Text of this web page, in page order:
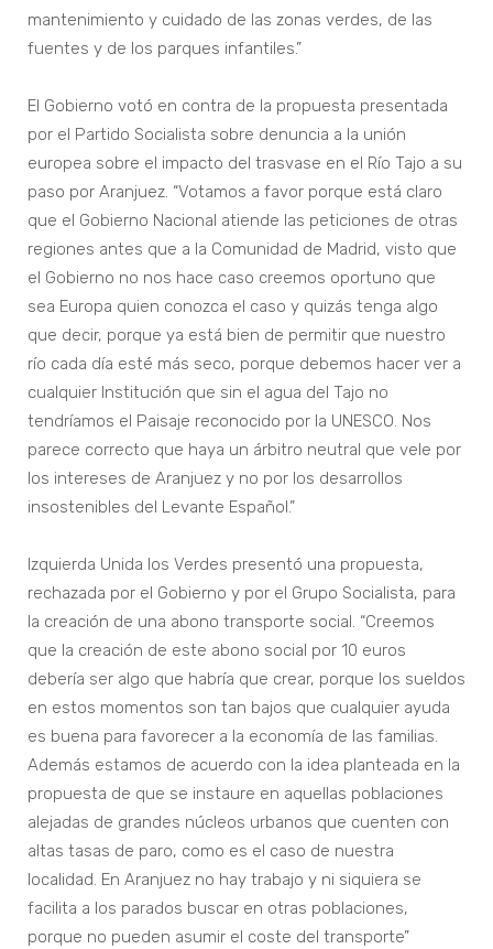
mantenimiento y cuidado de las zonas verdes, de las
fuentes y de los parques infantiles.”
El Gobierno votó en contra de la propuesta presentada
por el Partido Socialista sobre denuncia a la unión
europea sobre el impacto del trasvase en el Río Tajo a su
paso por Aranjuez. “Votamos a favor porque está claro
que el Gobierno Nacional atiende las peticiones de otras
regiones antes que a la Comunidad de Madrid, visto que
el Gobierno no nos hace caso creemos oportuno que
sea Europa quien conozca el caso y quizás tenga algo
que decir, porque ya está bien de permitir que nuestro
río cada día esté más seco, porque debemos hacer ver a
cualquier Institución que sin el agua del Tajo no
tendríamos el Paisaje reconocido por la UNESCO. Nos
parece correcto que haya un árbitro neutral que vele por
los intereses de Aranjuez y no por los desarrollos
insostenibles del Levante Español.”
Izquierda Unida los Verdes presentó una propuesta,
rechazada por el Gobierno y por el Grupo Socialista, para
la creación de una abono transporte social. “Creemos
que la creación de este abono social por 10 euros
debería ser algo que habría que crear, porque los sueldos
en estos momentos son tan bajos que cualquier ayuda
es buena para favorecer a la economía de las familias.
Además estamos de acuerdo con la idea planteada en la
propuesta de que se instaure en aquellas poblaciones
alejadas de grandes núcleos urbanos que cuenten con
altas tasas de paro, como es el caso de nuestra
localidad. En Aranjuez no hay trabajo y ni siquiera se
facilita a los parados buscar en otras poblaciones,
porque no pueden asumir el coste del transporte”